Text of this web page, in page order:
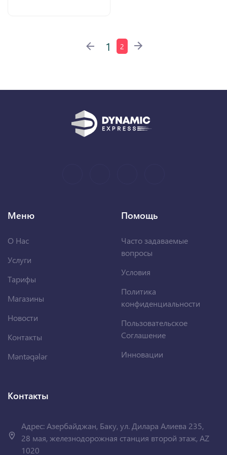
1 2
Меню
О Нас
Услуги
Тарифы
Магазины
Новости
Контакты
Məntəqələr
Помощь
Часто задаваемые
вопросы
Условия
Политика
конфиденциальности
Пользовательское
Соглашение
Инновации
Контакты
Адрес: Азербайджан, Баку, ул. Дилара Алиева 235,
28 мая, железнодорожная станция второй этаж, AZ
1020